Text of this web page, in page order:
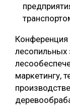
Конференция
лесопильных
маркетингу,